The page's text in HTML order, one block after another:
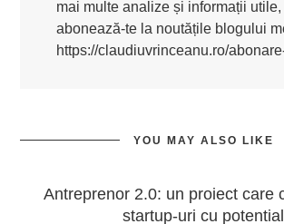
mai multe analize și informații utile,
abonează-te la noutățile blogului
https://claudiuvrinceanu.ro/
YOU MAY ALSO LIKE
Antreprenor 2.0: un proiect care
startup-uri cu potential